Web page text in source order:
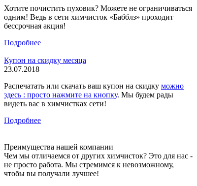
Хотите почистить пуховик? Можете не ограничиваться
одним! Ведь в сети химчисток «Бабблз» проходит
бессрочная акция!
Подробнее
Купон на скидку месяца
23.07.2018
Распечатать или скачать ваш купон на скидку можно
здесь : просто нажмите на кнопку. Мы будем рады
видеть вас в химчистках сети!
Подробнее
Преимущества нашей компании
Чем мы отличаемся от других химчисток? Это для нас -
не просто работа. Мы стремимся к невозможному,
чтобы вы получали лучшее!